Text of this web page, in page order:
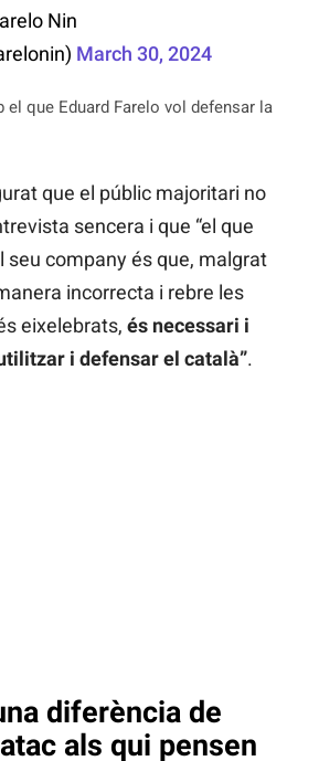
Nin
March 30, 2024
el que Eduard Farelo vol defensar la
que el públic majoritari no
sencera i que “el que
seu company és que, malgrat
incorrecta i rebre les
eixelebrats, és necessari i
i defensar el català”.
diferència de
als qui pensen